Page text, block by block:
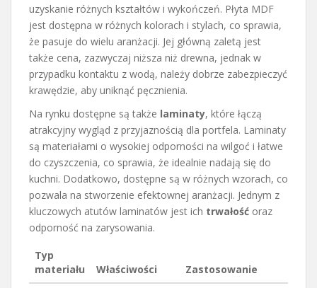
uzyskanie różnych kształtów i wykończeń. Płyta MDF
jest dostępna w różnych kolorach i stylach, co sprawia,
że pasuje do wielu aranżacji. Jej główną zaletą jest
także cena, zazwyczaj niższa niż drewna, jednak w
przypadku kontaktu z wodą, należy dobrze zabezpieczyć
krawędzie, aby uniknąć pęcznienia.
Na rynku dostępne są także laminaty, które łączą
atrakcyjny wygląd z przyjaznością dla portfela. Laminaty
są materiałami o wysokiej odporności na wilgoć i łatwe
do czyszczenia, co sprawia, że idealnie nadają się do
kuchni. Dodatkowo, dostępne są w różnych wzorach, co
pozwala na stworzenie efektownej aranżacji. Jednym z
kluczowych atutów laminatów jest ich trwałość oraz
odporność na zarysowania.
Typ
materiału
Właściwości
Zastosowanie